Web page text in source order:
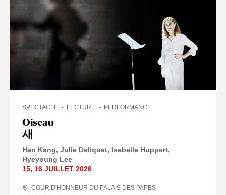
Oiseau
새
SPECTACLE LECTURE PERFORMANCE
Han Kang Julie Deliquet Isabelle Huppert
Hyeyoung Lee
15, 16 JUILLET 2026
COUR D'HONNEUR DU PALAIS DES PAPES